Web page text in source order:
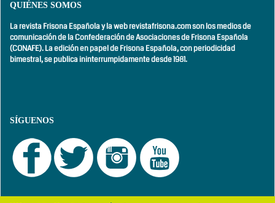
QUIÉNES SOMOS
La revista Frisona Española y la web revistafrisona.com son los medios de
comunicación de la Confederación de Asociaciones de Frisona Española
(CONAFE). La edición en papel de Frisona Española, conperiodicidad
bimestral,se publica ininterrumpidamente desde 1981.
SÍGUENOS